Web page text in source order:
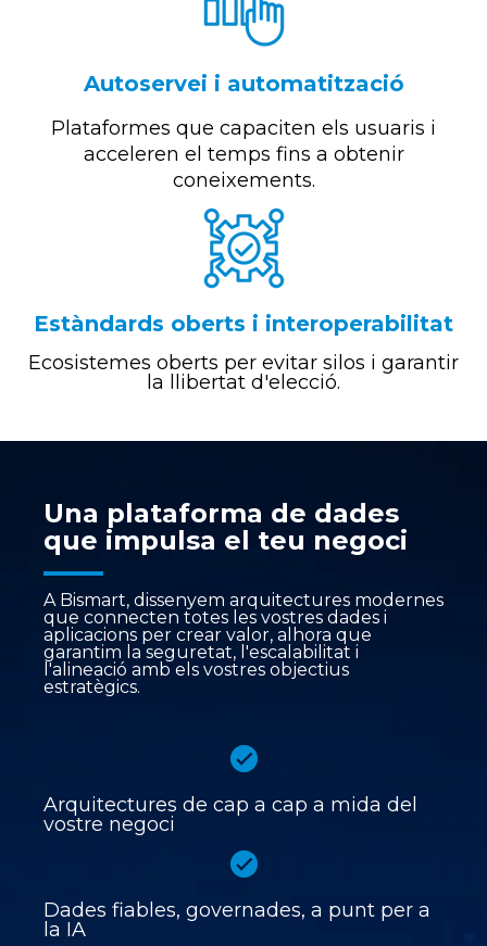
Autoservei i automatització
Plataformes que capaciten els usuaris i
acceleren el temps fins a obtenir
coneixements.
Estàndards oberts i interoperabilitat
Ecosistemes oberts per evitar silos i garantir
la llibertat d'elecció.
Una plataforma de dades
que impulsa el teu negoci
A Bismart, dissenyem arquitectures modernes
que connecten totes les vostres dades i
aplicacions per crear valor, alhora que
garantim la seguretat, l'escalabilitat i
l'alineació amb els vostres objectius
estratègics.
Arquitectures de cap a cap a mida del
vostre negoci
Dades fiables, governades, a punt per a
la IA